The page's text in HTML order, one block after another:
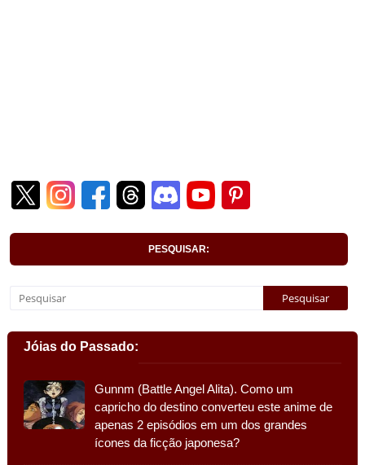
PESQUISAR:
Jóias do Passado:
Gunnm (Battle Angel Alita). Como um
capricho do destino converteu este anime de
apenas 2 episódios em um dos grandes
ícones da ficção japonesa?